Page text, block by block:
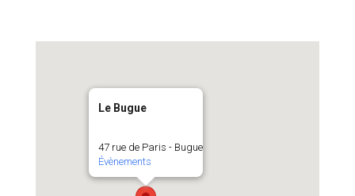
Le Bugue
47 rue de Paris - Bugue
Évènements